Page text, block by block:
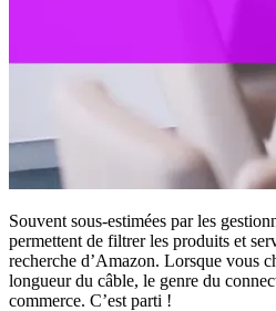
Souvent sous-estimées par les
permettent de filtrer les produits et
recherche d’Amazon. Lorsque vous
longueur du câble, le genre du
commerce. C’est parti !